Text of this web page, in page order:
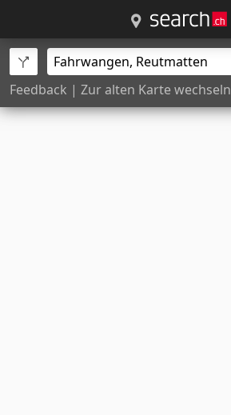
Feedback | Zur alten Karte wechseln